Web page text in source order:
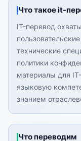
Что такое it-
IT-перевод
технические
политики
материалы для
языковую
знанием
Что переводим